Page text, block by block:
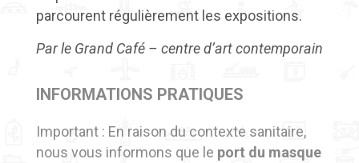
parcourent régulièrement les expositions.
Par le Grand Café – centre d’art contemporain
INFORMATIONS PRATIQUES
Important : En raison du contexte sanitaire,
nous vous informons que le port du masque